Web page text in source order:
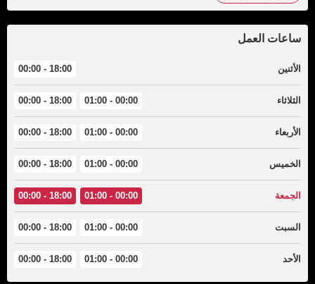
ساعات العمل
الأثنين 18:00 - 00:00
الثلاثاء 00:00 - 01:00
18:00 - 00:00
الأربعاء 00:00 - 01:00
18:00 - 00:00
الخميس 00:00 - 01:00
18:00 - 00:00
الجمعة 00:00 - 01:00
18:00 - 00:00
السبت 00:00 - 01:00
18:00 - 00:00
الأحد 00:00 - 01:00
18:00 - 00:00